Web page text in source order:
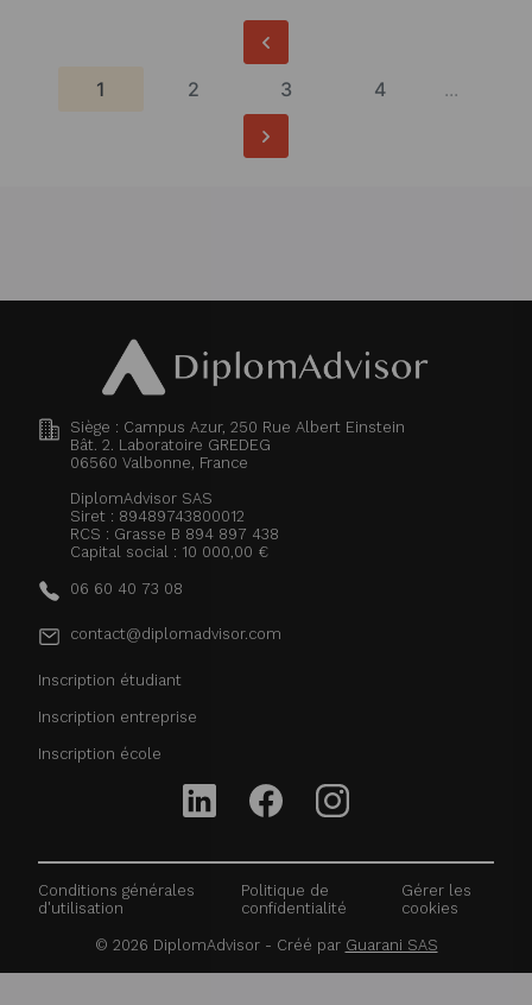
1 2 3 4 ...
Siège : Campus Azur, 250 Rue Albert Einstein
Bât. 2. Laboratoire GREDEG
06560 Valbonne, France
DiplomAdvisor SAS
Siret : 89489743800012
RCS : Grasse B 894 897 438
Capital social : 10 000,00 €
06 60 40 73 08
contact@diplomadvisor.com
Inscription étudiant
Inscription entreprise
Inscription école
Conditions générales
d'utilisation
Politique de
confidentialité
Gérer les
cookies
© 2026 DiplomAdvisor - Créé par Guarani SAS